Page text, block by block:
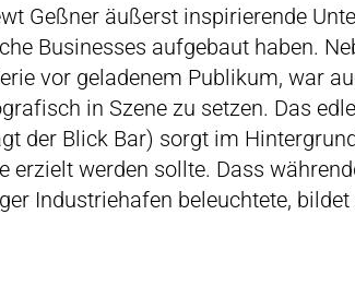
Geßner äußerst inspirierende
Businesses aufgebaut haben.
vor geladenem Publikum, war
in Szene zu setzen. Das
der Blick Bar) sorgt im
erzielt werden sollte. Dass
Industriehafen beleuchtete,